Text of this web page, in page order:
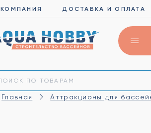
КОМПАНИЯ ДОСТАВКА И ОПЛАТА
Главная Аттракционы для